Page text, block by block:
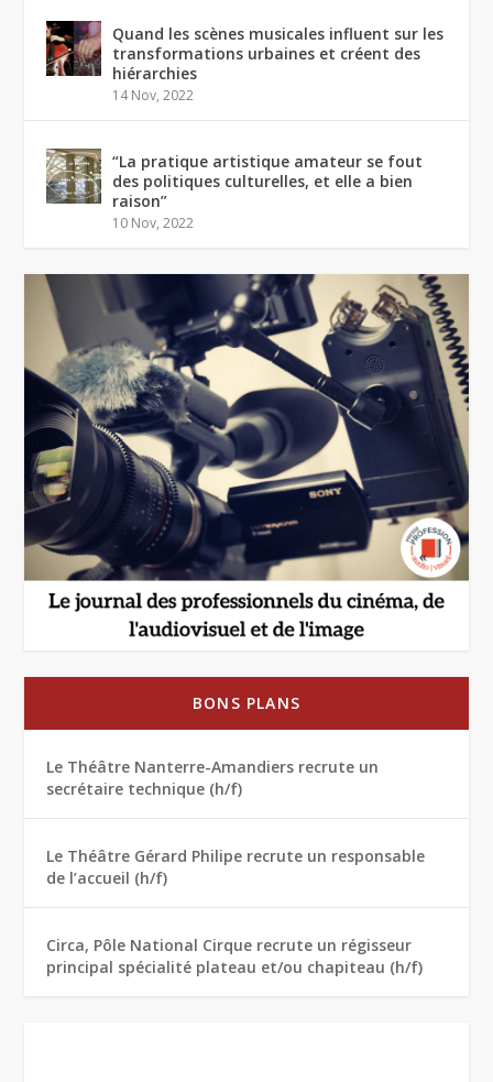
Quand les scènes musicales influent sur les
transformations urbaines et créent des
hiérarchies
14 Nov, 2022
“La pratique artistique amateur se fout
des politiques culturelles, et elle a bien
raison”
10 Nov, 2022
BONS PLANS
Le Théâtre Nanterre-Amandiers recrute un
secrétaire technique (h/f)
Le Théâtre Gérard Philipe recrute un responsable
de l’accueil (h/f)
Circa, Pôle National Cirque recrute un régisseur
principal spécialité plateau et/ou chapiteau (h/f)